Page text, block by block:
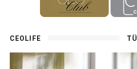
CEOLIFE